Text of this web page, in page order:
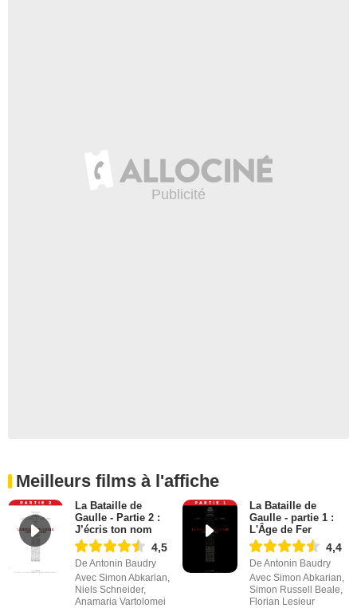
Meilleurs films à l'affiche
La Bataille de
Gaulle - Partie 2 :
J’écris ton nom
4,5
De Antonin Baudry
Avec Simon Abkarian,
Niels Schneider,
Anamaria Vartolomei
La Bataille de
Gaulle - partie 1 :
L'Âge de Fer
4,4
De Antonin Baudry
Avec Simon Abkarian,
Simon Russell Beale,
Florian Lesieur